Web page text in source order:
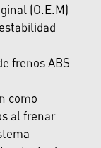
(O.E.M)
frenos ABS
como
al frenar